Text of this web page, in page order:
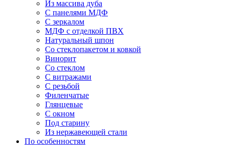
Из массива дуба
С панелями МДФ
С зеркалом
МДФ с отделкой ПВХ
Натуральный шпон
Со стеклопакетом и ковкой
Винорит
Со стеклом
С витражами
С резьбой
Филенчатые
Глянцевые
С окном
Под старину
Из нержавеющей стали
По особенностям